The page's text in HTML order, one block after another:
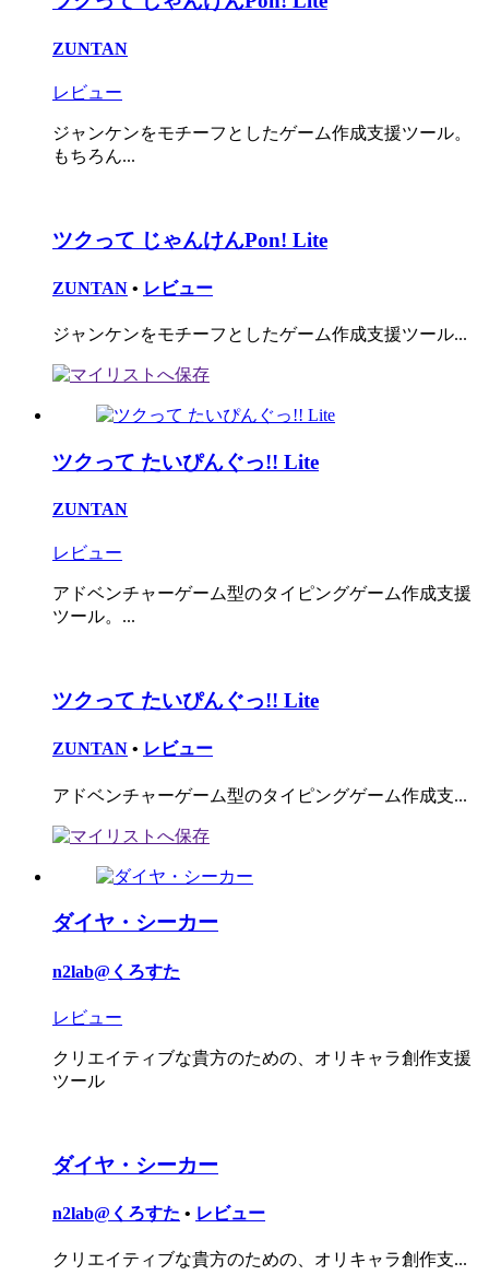
ZUNTAN
レビュー
ジャンケンをモチーフとしたゲーム作成支援ツール。
もちろん...
ツクって じゃんけんPon! Lite
ZUNTAN • レビュー
ジャンケンをモチーフとしたゲーム作成支援ツール...
ツクって たいぴんぐっ!! Lite
ZUNTAN
レビュー
アドベンチャーゲーム型のタイピングゲーム作成支援
ツール。...
ツクって たいぴんぐっ!! Lite
ZUNTAN • レビュー
アドベンチャーゲーム型のタイピングゲーム作成支...
ダイヤ・シーカー
n2lab@くろすた
レビュー
クリエイティブな貴方のための、オリキャラ創作支援
ツール
ダイヤ・シーカー
n2lab@くろすた • レビュー
クリエイティブな貴方のための、オリキャラ創作支...